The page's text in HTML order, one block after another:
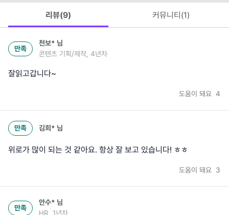
리뷰(9) 커뮤니티(1)
만족
천보* 님
콘텐츠 기획/제작, 4년차
잘읽고갑니다~
도움이 돼요 4
만족 김희* 님
위로가 많이 되는 것 같아요. 항상 잘 보고 있습니다! ㅎㅎ
도움이 돼요 3
만족
안수* 님
HR, 1년차